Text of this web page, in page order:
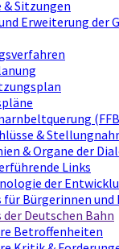
& Sitzungen
Erweiterung der
&
& Organe der
Links
der
für Bürgerinnen und
Deutschen Bahn
Betroffenheiten